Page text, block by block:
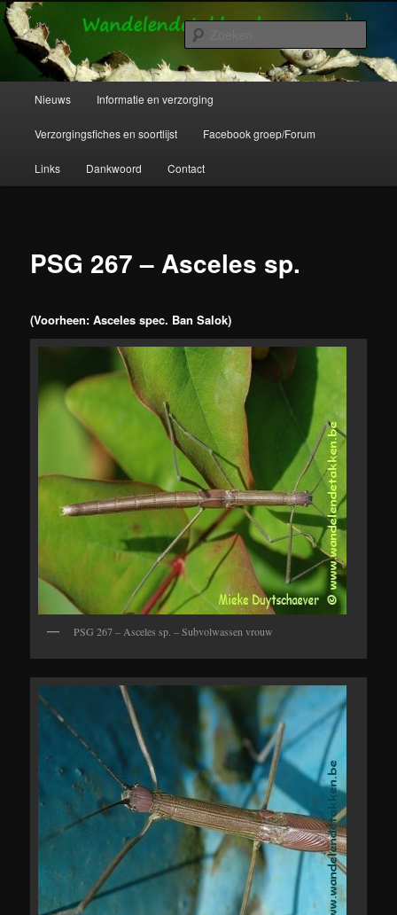
Spring
naar
primaire
inhoudWandelende Takken en Wandelende
Bladeren
Wandelende takken en wandelende bladeren info en verzorging.
Nieuws Informatie en verzorging
Verzorgingsfiches en soortlijst Facebook groep/Forum
Links Dankwoord Contact
PSG 267 – Asceles sp.
(Voorheen: Asceles spec. Ban Salok)
PSG 267 – Asceles sp. – Subvolwassen vrouw